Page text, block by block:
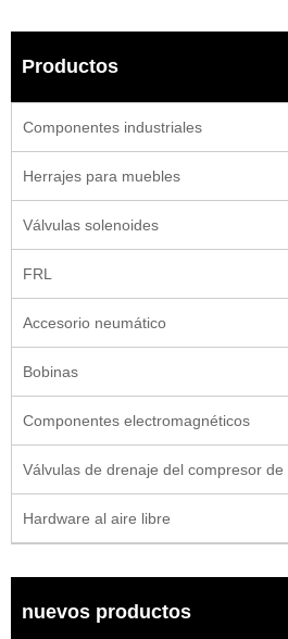
Productos
Componentes industriales
Herrajes para muebles
Válvulas solenoides
FRL
Accesorio neumático
Bobinas
Componentes electromagnéticos
Válvulas de drenaje del compresor de
Hardware al aire libre
nuevos productos